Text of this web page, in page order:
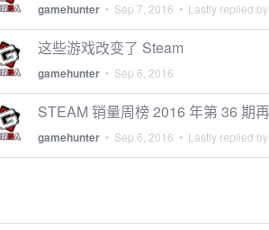
gamehunter • Sep 7, 2016 • Lastly replied by
这些游戏改变了 Steam
gamehunter • Sep 6, 2016
STEAM 销量周榜 2016 年第 36 期
gamehunter • Sep 6, 2016 • Lastly replied by